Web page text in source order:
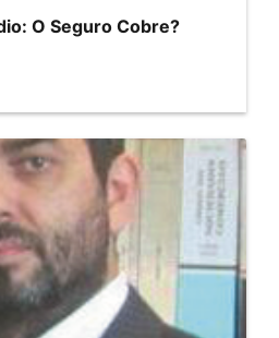
O Seguro Cobre?